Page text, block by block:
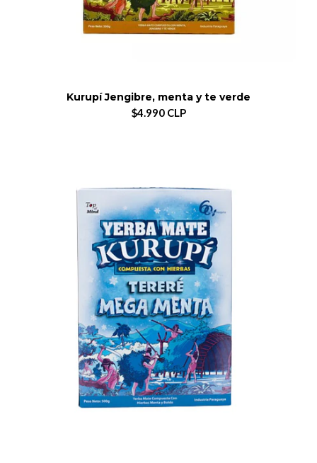
Kurupí Jengibre, menta y te verde
$4.990 CLP